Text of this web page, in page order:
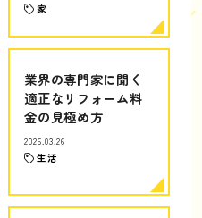
家
業界の専門家に聞く
適正なリフォーム料
金の見極め方
2026.03.26
生活